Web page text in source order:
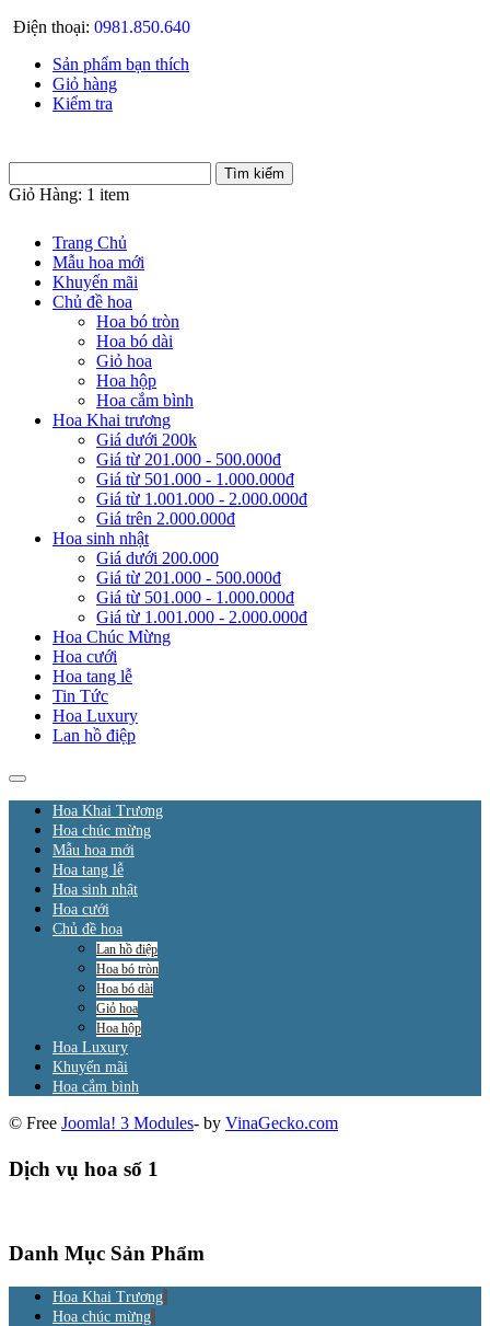
Điện thoại: 0981.850.640
Sản phẩm bạn thích
Giỏ hàng
Kiểm tra
Giỏ Hàng: 1 item
Trang Chủ
Mẫu hoa mới
Khuyến mãi
Chủ đề hoa
Hoa bó tròn
Hoa bó dài
Giỏ hoa
Hoa hộp
Hoa cắm bình
Hoa Khai trương
Giá dưới 200k
Giá từ 201.000 - 500.000đ
Giá từ 501.000 - 1.000.000đ
Giá từ 1.001.000 - 2.000.000đ
Giá trên 2.000.000đ
Hoa sinh nhật
Giá dưới 200.000
Giá từ 201.000 - 500.000đ
Giá từ 501.000 - 1.000.000đ
Giá từ 1.001.000 - 2.000.000đ
Hoa Chúc Mừng
Hoa cưới
Hoa tang lễ
Tin Tức
Hoa Luxury
Lan hồ điệp
Hoa Khai Trương
Hoa chúc mừng
Mẫu hoa mới
Hoa tang lễ
Hoa sinh nhật
Hoa cưới
Chủ đề hoa
Lan hồ điệp
Hoa bó tròn
Hoa bó dài
Giỏ hoa
Hoa hộp
Hoa Luxury
Khuyến mãi
Hoa cắm bình
© Free Joomla! 3 Modules- by VinaGecko.com
Dịch vụ hoa số 1
Danh Mục Sản Phẩm
Hoa Khai Trương
Hoa chúc mừng